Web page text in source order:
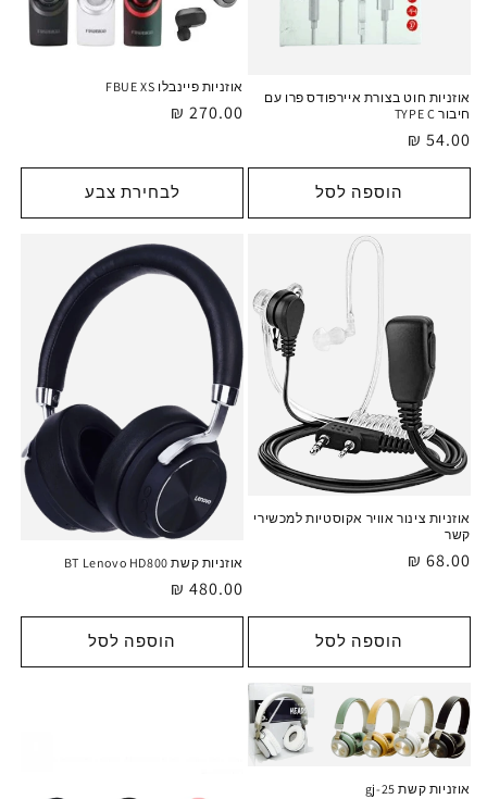
אוזניות חוט בצורת איירפודס פרו עם
חיבור TYPE C
מחיר
רגיל
54.00 ₪
הוספה לסל
אוזניות פיינבלו FBUE XS
מחיר
270.00 ₪
לבחירת צבע
אוזניות צינור אוויר אקוסטיות למכשירי
קשר
מחיר
68.00 ₪
הוספה לסל
אוזניות קשת BT Lenovo HD800
מחיר
רגיל
480.00 ₪
הוספה לסל
אוזניות קשת gj-25